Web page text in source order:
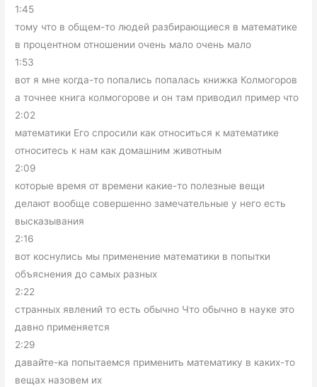
1:45
тому что в общем-то людей разбирающиеся в математике
в процентном отношении очень мало очень мало
1:53
вот я мне когда-то попались попалась книжка Колмогоров
а точнее книга колмогорове и он там приводил пример что
2:02
математики Его спросили как относиться к математике
относитесь к нам как домашним животным
2:09
которые время от времени какие-то полезные вещи
делают вообще совершенно замечательные у него есть
высказывания
2:16
вот коснулись мы применение математики в попытки
объяснения до самых разных
2:22
странных явлений то есть обычно Что обычно в науке это
давно применяется
2:29
давайте-ка попытаемся применить математику в каких-то
вещах назовем их